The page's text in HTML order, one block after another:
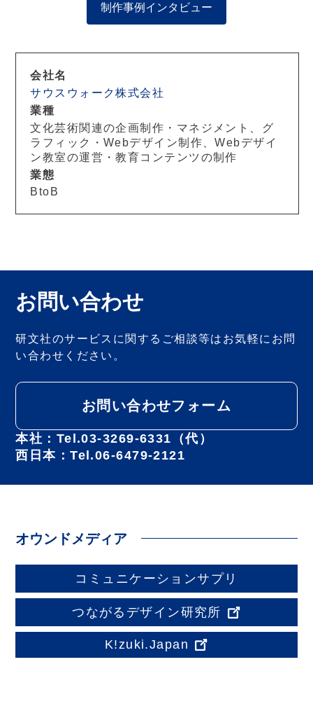
制作事例インタビュー
会社名
サウスウォーク株式会社
業種
文化芸術関連の企画制作・マネジメント、グ
ラフィック・Webデザイン制作、Webデザイ
ン教室の運営・教育コンテンツの制作
業態
BtoB
お問い合わせ
研文社のサービスに関するご相談等は お気軽にお問
い合わせください。
お問い合わせフォーム
本社：Tel.03-3269-6331（代）
西日本：Tel.06-6479-2121
オウンドメディア
コミュニケーションサプリ
つながるデザイン研究所
K!zuki.Japan